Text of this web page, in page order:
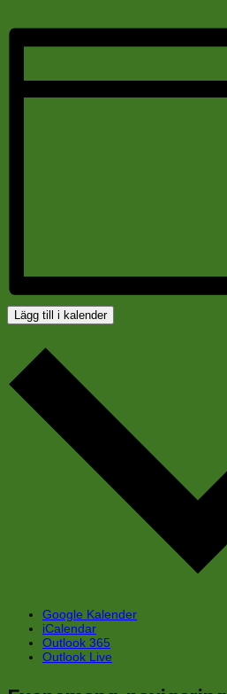
Lägg till i kalender
Google Kalender
iCalendar
Outlook 365
Outlook Live